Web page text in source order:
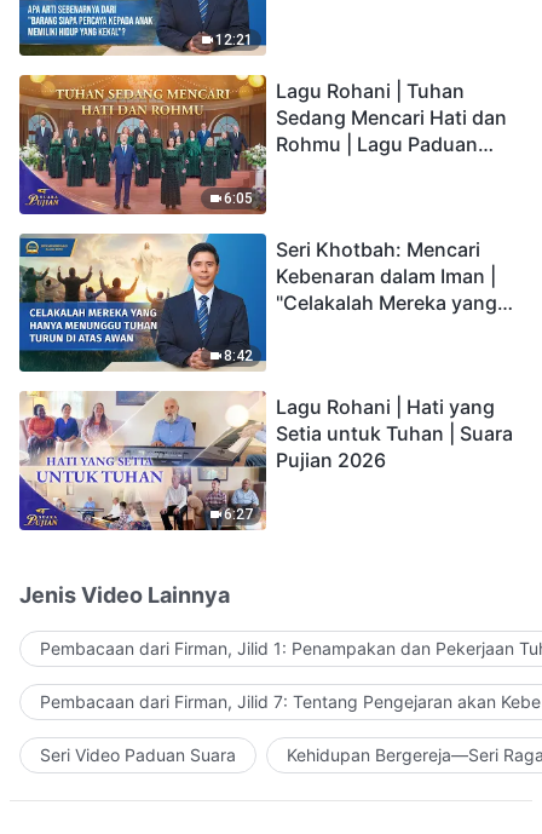
12:21
6:05
Lagu Rohani | Tuhan
Sedang Mencari Hati dan
Rohmu | Lagu Paduan
8:42
Seri Khotbah: Mencari
Kebenaran dalam Iman |
"Celakalah Mereka yang
6:27
Lagu Rohani | Hati yang
Setia untuk Tuhan | Suara
Pujian 2026
Jenis Video Lainnya
Pembacaan dari Firman, Jilid 1: Penampakan dan Pekerjaan
Pembacaan dari Firman, Jilid 7: Tentang Pengejaran akan
Seri Video Paduan Suara Kehidupan Bergereja—Seri